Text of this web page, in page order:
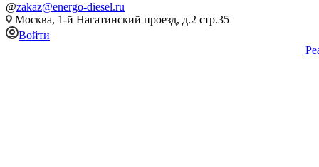
@zakaz@energo-diesel.ru
Москва, 1-й Нагатинский проезд, д.2 стр.35
Войти